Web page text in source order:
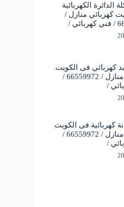
الكهربائية
كهربائي منازل /
/
كهربائي فى الكويت
كهربائي منازل / 66559972 /
/
كهربائية فى الكويت
كهربائي منازل / 66559972 /
/